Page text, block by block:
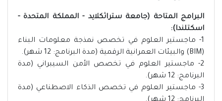
البرامج المتاحة (جامعة ستراثكلايد - المملكة المتحدة -
اسكتلندا):
1- ماجستير العلوم في تخصص نمذجة معلومات البناء
(BIM) والبيئات العمرانية الرقمية (مدة البرنامج: 12 شهر).
2- ماجستير العلوم في تخصص الأمن السيبراني (مدة
البرنامج: 12 شهر).
3- ماجستير العلوم في تخصص الذكاء الاصطناعي (مدة